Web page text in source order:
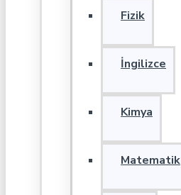
Fizik
İngilizce
Kimya
Matematik